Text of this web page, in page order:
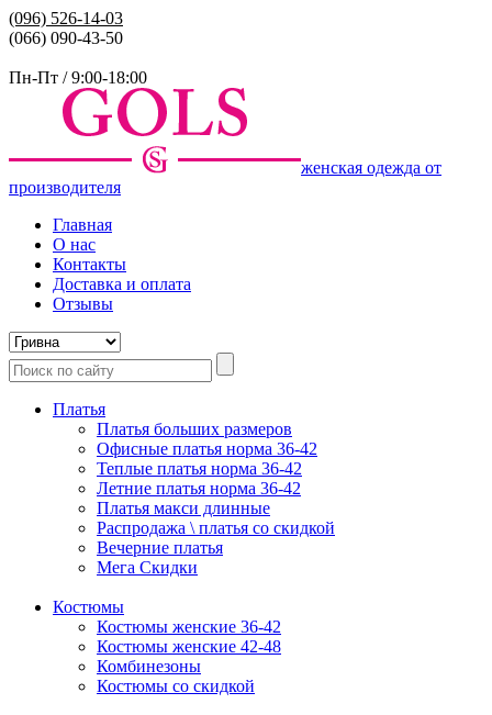
(096) 526-14-03
(066) 090-43-50
Пн-Пт / 9:00-18:00
женская одежда от
производителя
Главная
О нас
Контакты
Доставка и оплата
Отзывы
Платья
Платья больших размеров
Офисные платья норма 36-42
Теплые платья норма 36-42
Летние платья норма 36-42
Платья макси длинные
Распродажа \ платья со скидкой
Вечерние платья
Мега Скидки
Костюмы
Костюмы женские 36-42
Костюмы женские 42-48
Комбинезоны
Костюмы со скидкой